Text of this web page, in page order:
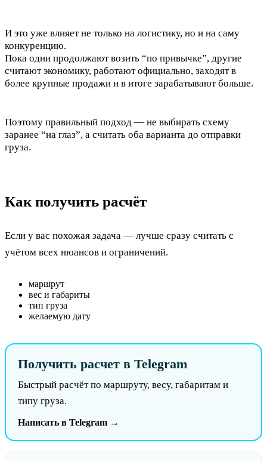
И это уже влияет не только на логистику, но и на саму
конкуренцию.
Пока одни продолжают возить “по привычке”, другие
считают экономику, работают официально, заходят в
более крупные продажи и в итоге зарабатывают больше.
Поэтому правильный подход — не выбирать схему
заранее “на глаз”, а считать оба варианта до отправки
груза.
Как получить расчёт
Если у вас похожая задача — лучше сразу считать с
учётом всех нюансов и ограничений.
маршрут
вес и габариты
тип груза
желаемую дату
Получить расчет в Telegram
Быстрый расчёт по маршруту, весу, габаритам и
типу груза.
Написать в Telegram →